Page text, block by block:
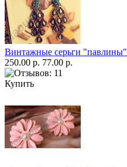
Винтажные серьги "павлины"
250.00 р. 77.00 р.
Купить